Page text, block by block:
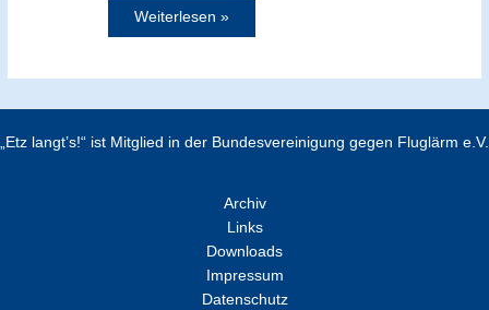
Weiterlesen »
„Etz langt’s!“ ist Mitglied in der Bundesvereinigung gegen Fluglärm e.V.
Archiv
Links
Downloads
Impressum
Datenschutz